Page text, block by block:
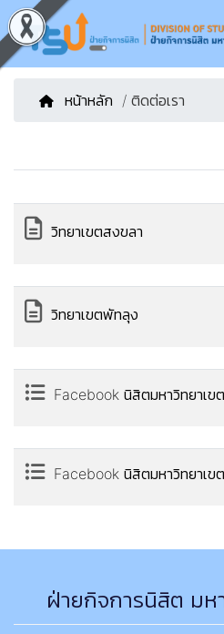
หน้าหลัก / ติดต่อเรา
วิทยาเขตสงขลา
วิทยาเขตพัทลุง
Facebook นิสิตมหาวิทยาเข
Facebook นิสิตมหาวิทยาเข
ฝ่ายกิจการนิสิต ม